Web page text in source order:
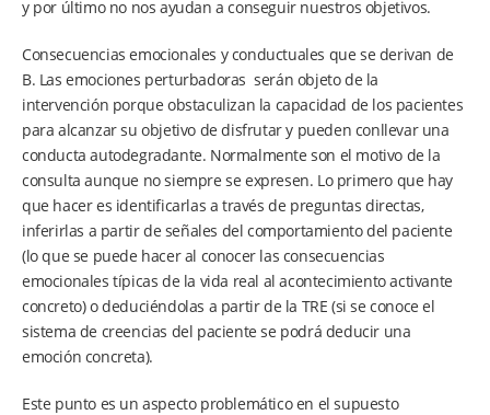
y por último no nos ayudan a conseguir nuestros objetivos.
Consecuencias emocionales y conductuales que se derivan de
B. Las emociones perturbadoras serán objeto de la
intervención porque obstaculizan la capacidad de los pacientes
para alcanzar su objetivo de disfrutar y pueden conllevar una
conducta autodegradante. Normalmente son el motivo de la
consulta aunque no siempre se expresen. Lo primero que hay
que hacer es identificarlas a través de preguntas directas,
inferirlas a partir de señales del comportamiento del paciente
(lo que se puede hacer al conocer las consecuencias
emocionales típicas de la vida real al acontecimiento activante
concreto) o deduciéndolas a partir de la TRE (si se conoce el
sistema de creencias del paciente se podrá deducir una
emoción concreta).
Este punto es un aspecto problemático en el supuesto